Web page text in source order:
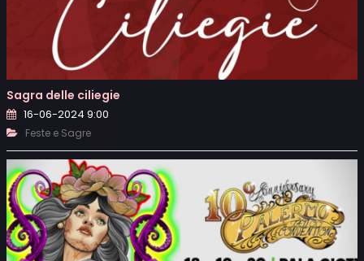
Sagra delle ciliegie
16-06-2024 9:00
Feste e Sagre